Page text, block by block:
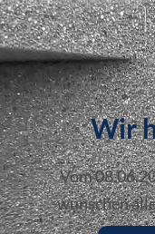
Wir
Vom
wünschen